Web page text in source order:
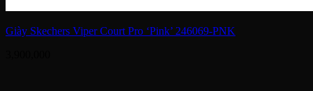
Giày Skechers Viper Court Pro ‘Pink’ 246069-PNK